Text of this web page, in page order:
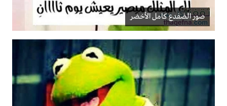
صور الضفدع كامل الأخضر